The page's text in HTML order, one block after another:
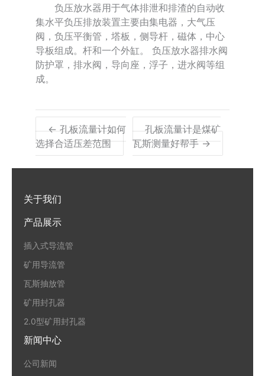
负压放水器用于气体排泄和排渣的自动收
集水平负压排放装置主要由集电器，大气压
阀，负压平衡管，塔板，侧导杆，磁体，中心
导板组成。杆和一个外缸。 负压放水器排水阀
防护罩，排水阀，导向座，浮子，进水阀等组
成。
← 孔板流量计如何
选择合适压差范围
孔板流量计是煤矿
瓦斯测量好帮手 →
关于我们
产品展示
插入式导流管
矿用导流管
瓦斯抽放管
矿用封孔器
2.0型矿用封孔器
新闻中心
公司新闻